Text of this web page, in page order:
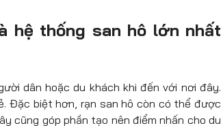
hệ thống san hô lớn nhất
dân hoặc du khách khi đến với nơi đây.
Đặc biệt hơn, rạn san hô còn có thể được
cũng góp phần tạo nên điểm nhấn cho du